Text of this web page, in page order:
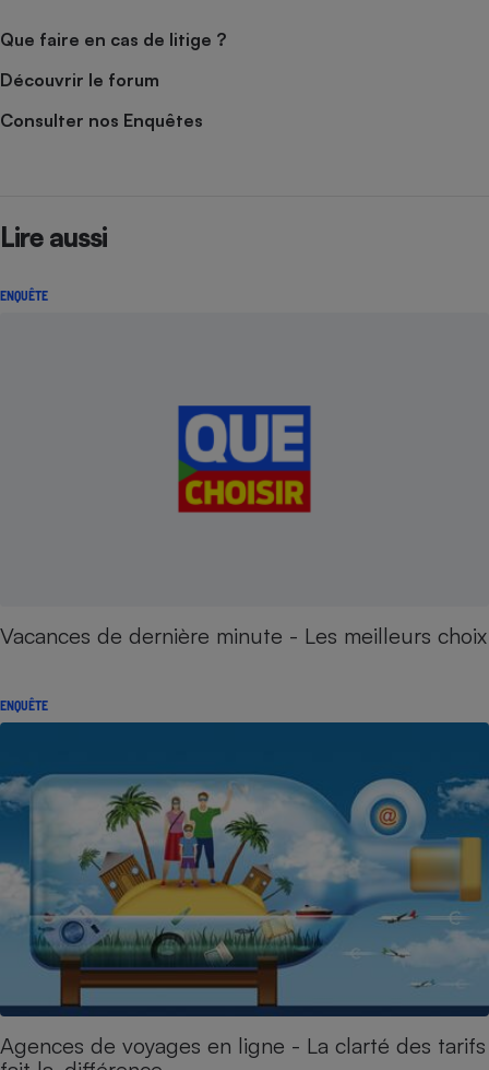
Que faire en cas de litige ?
Découvrir le forum
Consulter nos Enquêtes
Lire aussi
ENQUÊTE
Vacances de dernière minute - Les meilleurs choix
ENQUÊTE
Agences de voyages en ligne - La clarté des tarifs